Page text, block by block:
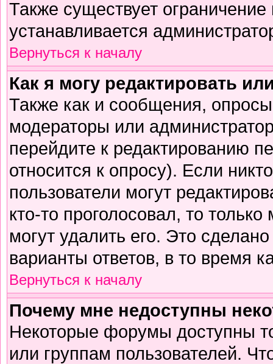
Также существует
устанавливается
Вернуться к началу
Как я могу редактировать
Также как и сообщения, опросы
модераторы или
перейдите к редактированию
относится к опросу). Если
пользователи могут
кто-то проголосовал, то
могут удалить его. Это
варианты ответов, в то время
Вернуться к началу
Почему мне недоступны
Некоторые форумы доступны
или группам пользователей.